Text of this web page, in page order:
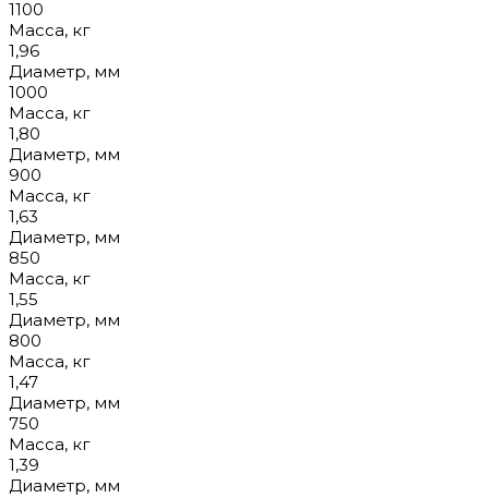
1100
Масса, кг
1,96
Диаметр, мм
1000
Масса, кг
1,80
Диаметр, мм
900
Масса, кг
1,63
Диаметр, мм
850
Масса, кг
1,55
Диаметр, мм
800
Масса, кг
1,47
Диаметр, мм
750
Масса, кг
1,39
Диаметр, мм